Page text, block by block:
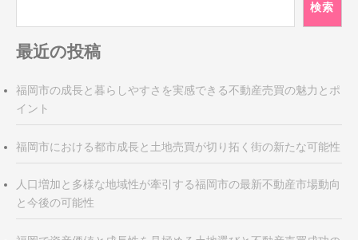
ゲ
ー
シ
ョ
ン
検索
最近の投稿
福岡市の成長と暮らしやすさを実感できる不動産売買の魅力とポ
イント
福岡市における都市成長と土地売買が切り拓く街の新たな可能性
人口増加と多様な地域性が牽引する福岡市の最新不動産市場動向
と今後の可能性